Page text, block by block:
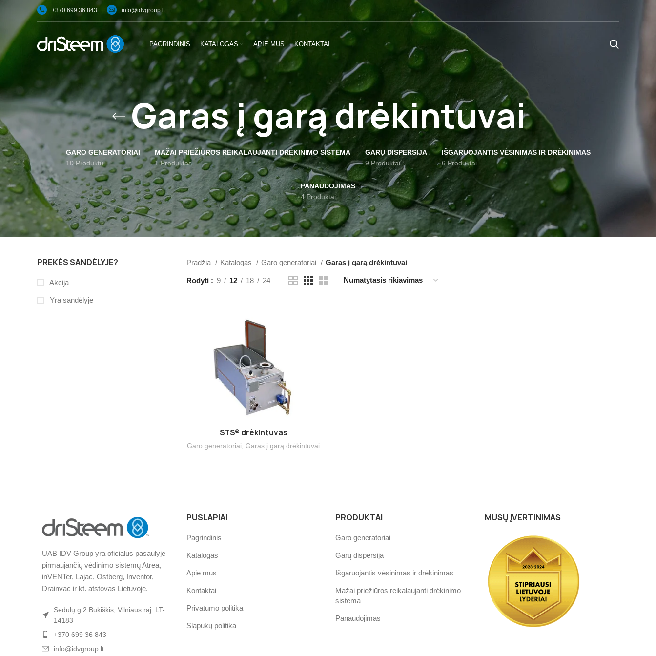
+370 699 36 843 info@idvgroup.lt
PAGRINDINIS KATALOGAS APIE MUS KONTAKTAI
Garas į garą drėkintuvai
GARO GENERATORIAI
10 Produktų
MAŽAI PRIEŽIŪROS REIKALAUJANTI DRĖKINIMO SISTEMA
1 Produktas
GARŲ DISPERSIJA
9 Produktai
IŠGARUOJANTIS VĖSINIMAS IR DRĖKINIMAS
6 Produktai
PANAUDOJIMAS
4 Produktai
PREKĖS SANDĖLYJE?
Akcija
Yra sandėlyje
Pradžia Katalogas Garo generatoriai Garas į garą drėkintuvai
Rodyti 9 12 18 24
STS® drėkintuvas
Garo generatoriai,Garas į garą drėkintuvai
UAB IDV Group yra oficialus pasaulyje
pirmaujančių vėdinimo sistemų Atrea,
inVENTer, Lajac, Ostberg, Inventor,
Drainvac ir kt. atstovas Lietuvoje.
Sedulų g.2 Bukiškis, Vilniaus raj. LT-
14183
+370 699 36 843
info@idvgroup.lt
PUSLAPIAI
Pagrindinis
Katalogas
Apie mus
Kontaktai
Privatumo politika
Slapukų politika
PRODUKTAI
Garo generatoriai
Garų dispersija
Išgaruojantis vėsinimas ir drėkinimas
Mažai priežiūros reikalaujanti drėkinimo
sistema
Panaudojimas
MŪSŲ ĮVERTINIMAS